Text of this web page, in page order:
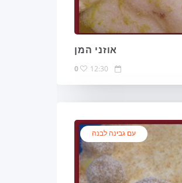
אוזני המן
12:30
0
עם גבינה לבנה